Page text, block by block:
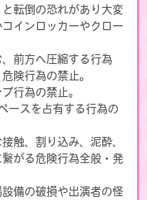
転倒の恐れがあり大変
インロッカーやクロー
前方へ圧縮する行為
険行為の禁止。
行為の禁止。
ースを占有する行為の
触、割り込み、泥酔、
がる危険行為全般・発
備の破損や出演者の怪